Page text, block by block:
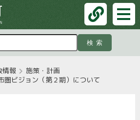
検索
情報
施策・計画
圏ビジョン（第２期）について